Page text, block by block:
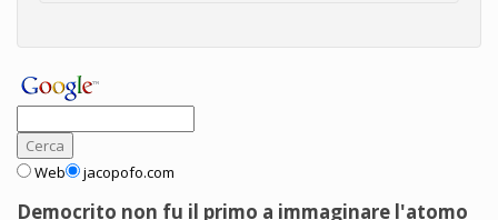
Web jacopofo.com
Democrito non fu il primo a immaginare l'atomo